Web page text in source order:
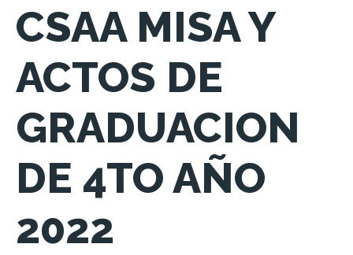
CSAA MISA Y
ACTOS DE
GRADUACION
DE 4TO AÑO
2022